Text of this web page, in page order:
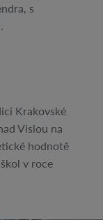
s
Krakovské
Vislou na
hodnotě
v roce